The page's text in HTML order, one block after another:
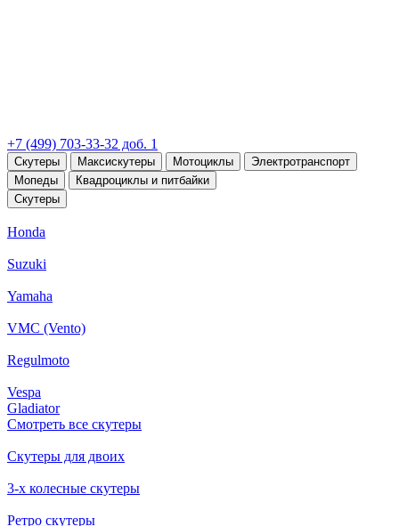
+7 (499) 703-33-32 доб. 1
Скутеры Максискутеры Мотоциклы
Электротранспорт
Мопеды
Квадроциклы и питбайки
Скутеры
Honda
Suzuki
Yamaha
VMC (Vento)
Regulmoto
Vespa
Gladiator
Смотреть все скутеры
Скутеры для двоих
3-х колесные скутеры
Ретро скутеры